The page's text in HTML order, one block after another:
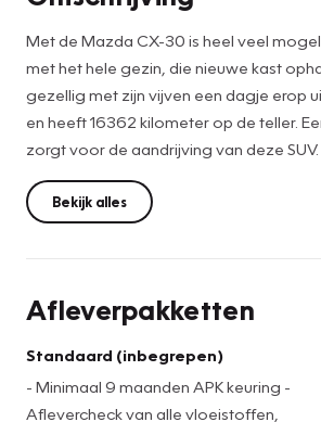
Met de Mazda CX-30 is heel veel
met het hele gezin, die nieuwe kast
gezellig met zijn vijven een dagje erop
en heeft 16362 kilometer op de teller.
zorgt voor de aandrijving van deze SUV.
gaan kan een behoorlijke uitdaging zijn.
Mazda CX-30 voorzien van weldadige
voorstoelen. De elektrische achterklep
lichtmetalen velgen, LED koplampen,
LED-achterlichten.
Bekijk alles
Afleverpakketten
Standaard (inbegrepen)
- Minimaal 9 maanden APK keuring -
Aflevercheck van alle vloeistoffen,